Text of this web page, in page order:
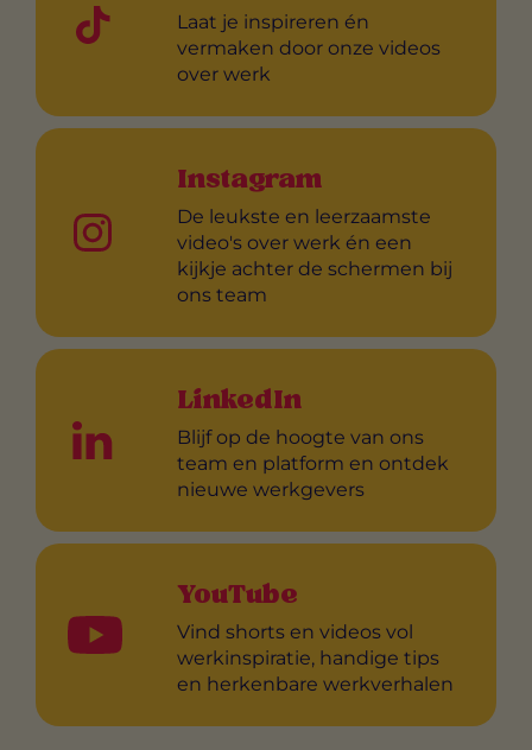
Laat je inspireren én
vermaken door onze videos
over werk
Instagram
De leukste en leerzaamste
video's over werk én een
kijkje achter de schermen bij
ons team
LinkedIn
Blijf op de hoogte van ons
team en platform en ontdek
nieuwe werkgevers
YouTube
Vind shorts en videos vol
werkinspiratie, handige tips
en herkenbare werkverhalen